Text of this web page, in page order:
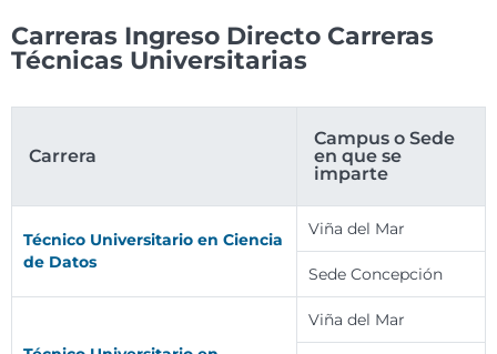
Carreras Ingreso Directo Carreras
Técnicas Universitarias
Carrera
Campus o Sede
en que se
imparte
Técnico Universitario en Ciencia
de Datos
Viña del Mar
Sede Concepción
Viña del Mar